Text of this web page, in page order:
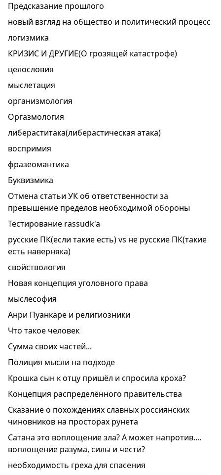
Предсказание прошлого
новый взгляд на общество и политический процесс
логизмика
КРИЗИС И ДРУГИЕ(О грозящей катастрофе)
целословия
мыслетация
организмология
Оргазмология
либераститака(либерастическая атака)
воспримия
фразеомантика
Буквизмика
Отмена статьи УК об ответственности за
превышение пределов необходимой обороны
Тестирование rassudk'a
русские ПК(если такие есть) vs не русские ПК(такие
есть наверняка)
свойствология
Новая концепция уголовного права
мыслесофия
Анри Пуанкаре и религиозники
Что такое человек
Сумма своих частей...
Полиция мысли на подходе
Крошка сын к отцу пришёл и спросила кроха?
Концепция распределённого правительства
Сказание о похождениях славных россиянских
чиновников на просторах рунета
Сатана это воплощение зла? А может напротив....
воплощение разума, силы и чести?
необходимость греха для спасения